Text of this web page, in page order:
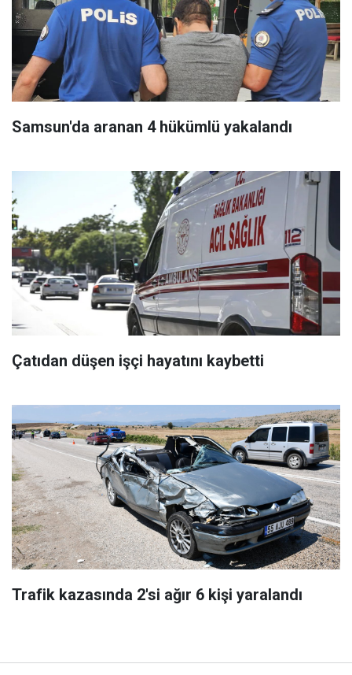
Samsun'da aranan 4 hükümlü yakalandı
Çatıdan düşen işçi hayatını kaybetti
Trafik kazasında 2'si ağır 6 kişi yaralandı